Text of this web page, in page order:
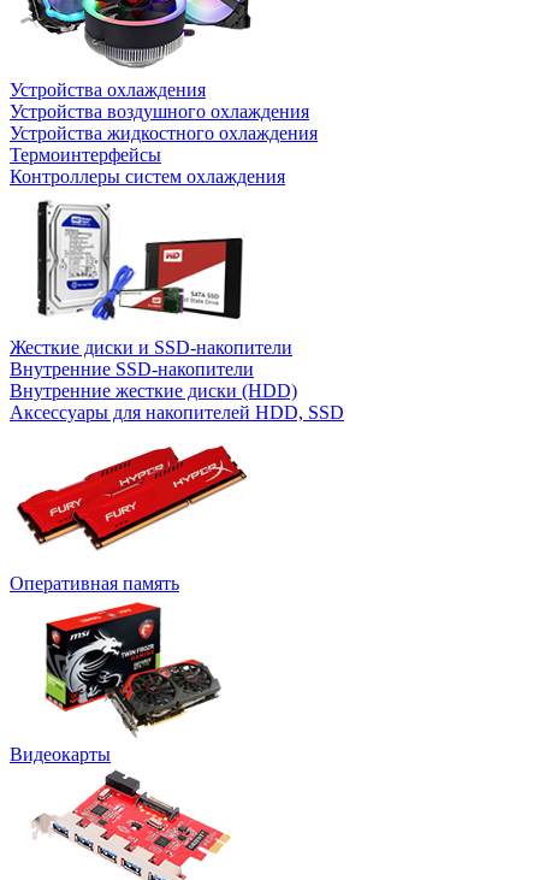
Устройства охлаждения
Устройства воздушного охлаждения
Устройства жидкостного охлаждения
Термоинтерфейсы
Контроллеры систем охлаждения
Жесткие диски и SSD-накопители
Внутренние SSD-накопители
Внутренние жесткие диски (HDD)
Аксессуары для накопителей HDD, SSD
Оперативная память
Видеокарты